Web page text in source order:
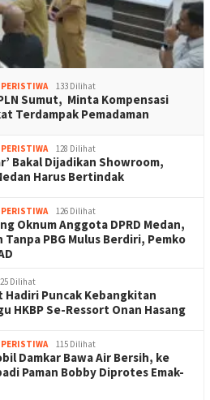
PERISTIWA 133 Dilihat
Sumut, Minta Kompensasi
Terdampak Pemadaman
PERISTIWA 128 Dilihat
Bakal Dijadikan Showroom,
Harus Bertindak
PERISTIWA 126 Dilihat
Oknum Anggota DPRD Medan,
Tanpa PBG Mulus Berdiri, Pemko
Dilihat
Hadiri Puncak Kebangkitan
HKBP Se-Ressort Onan Hasang
PERISTIWA 115 Dilihat
Damkar Bawa Air Bersih, ke
Paman Bobby Diprotes Emak-